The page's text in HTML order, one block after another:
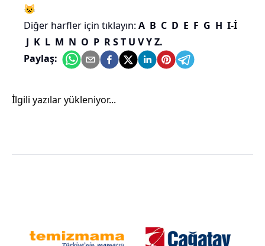
😺
Diğer harfler için tıklayın: A B C D E F G H I-İ
J K L M N O P RST U VYZ.
Paylaş:
İlgili yazılar yükleniyor...